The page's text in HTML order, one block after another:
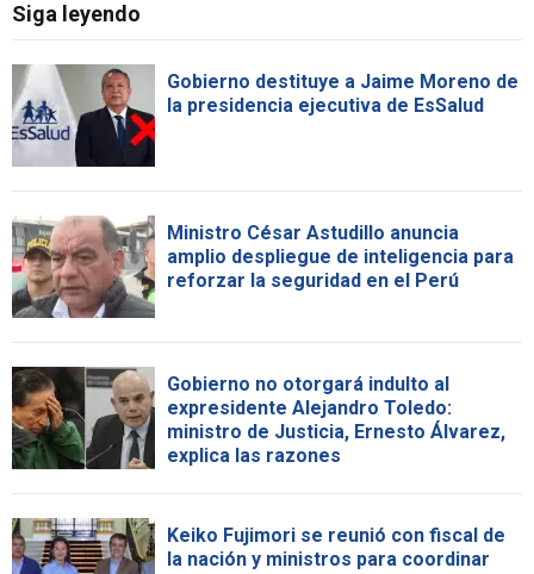
Siga leyendo
Gobierno destituye a Jaime Moreno de
la presidencia ejecutiva de EsSalud
Ministro César Astudillo anuncia
amplio despliegue de inteligencia para
reforzar la seguridad en el Perú
Gobierno no otorgará indulto al
expresidente Alejandro Toledo:
ministro de Justicia, Ernesto Álvarez,
explica las razones
Keiko Fujimori se reunió con fiscal de
la nación y ministros para coordinar